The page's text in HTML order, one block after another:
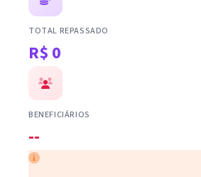
TOTAL REPASSADO
R$ 0
BENEFICIÁRIOS
--